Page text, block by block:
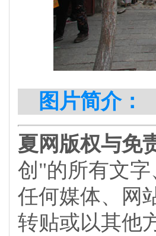
图片简介：
夏网版权与免
创"的所有文
任何媒体、网
转贴或以其他